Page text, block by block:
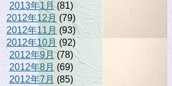
2013年1月(81)
2012年12月 (79)
2012年11月 (93)
2012年10月 (92)
2012年9月(78)
2012年8月 (69)
2012年7月 (85)